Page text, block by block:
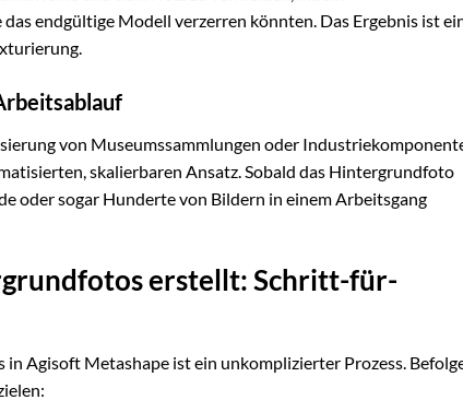
endgültige Modell verzerren könnten. Das Ergebnis ist
von Museumssammlungen oder
skalierbaren Ansatz. Sobald das Hintergrundfoto
oder sogar Hunderte von Bildern in einem Arbeitsgang
erstellt: Schritt-für-
Agisoft Metashape ist ein unkomplizierter Prozess.